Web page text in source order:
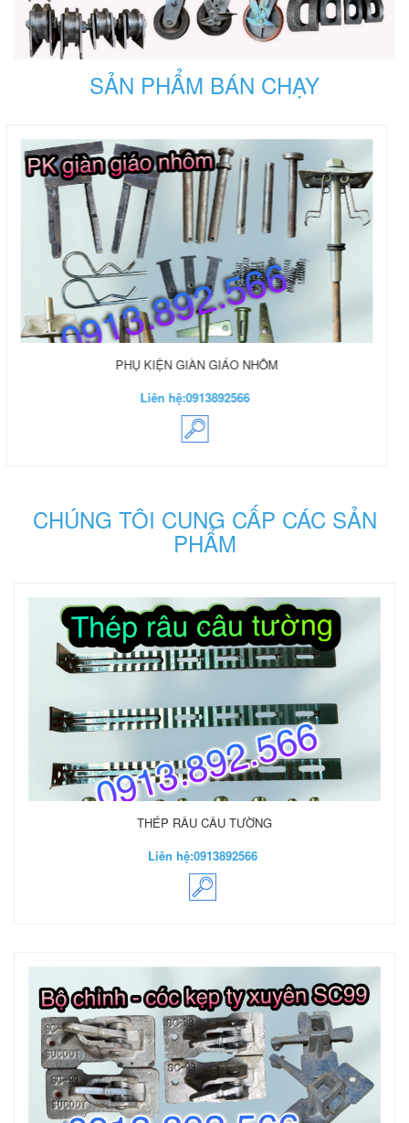
SẢN PHẨM BÁN CHẠY
PHỤ KIỆN NHÀ XƯỞNG
Liên hệ:0913892566
CHÚNG TÔI CUNG CẤP CÁC SẢN
PHẨM
THÉP RÂU CÂU TƯỜNG
Liên hệ:0913892566